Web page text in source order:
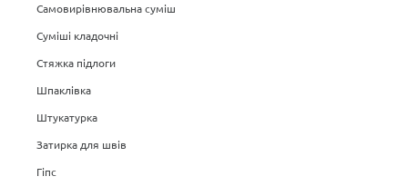
Самовирівнювальна суміш
Суміші кладочні
Стяжка підлоги
Шпаклівка
Штукатурка
Затирка для швів
Гіпс